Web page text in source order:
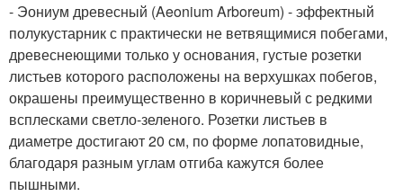
- Эониум древесный (Aeonium Arboreum) - эффектный
полукустарник с практически не ветвящимися побегами,
древеснеющими только у основания, густые розетки
листьев которого расположены на верхушках побегов,
окрашены преимущественно в коричневый с редкими
всплесками светло-зеленого. Розетки листьев в
диаметре достигают 20 см, по форме лопатовидные,
благодаря разным углам отгиба кажутся более
пышными.